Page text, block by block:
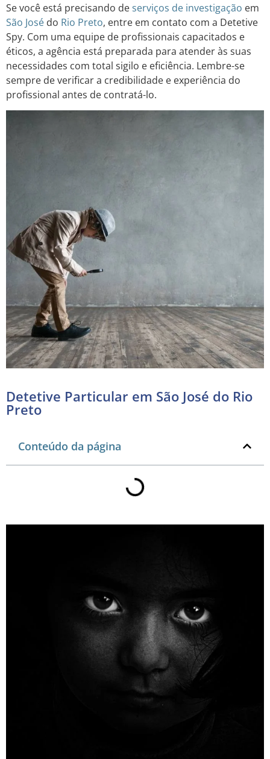
Se você está precisando deserviços de investigação em
São José do Rio Preto, entre em contato com a Detetive
Spy. Com uma equipe de profissionais capacitados e
éticos, a agência está preparada para atender às suas
necessidades com total sigilo e eficiência. Lembre-se
sempre de verificar a credibilidade e experiência do
profissional antes de contratá-lo.
Detetive Particular em São José do Rio
Preto
Conteúdo da página